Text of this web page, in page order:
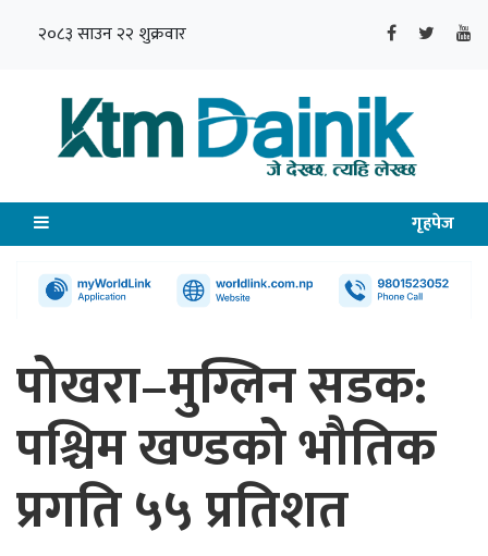
२०८३ साउन २२ शुक्रवार
गृहपेज
पोखरा–मुग्लिन सडक:
पश्चिम खण्डको भौतिक
प्रगति ५५ प्रतिशत